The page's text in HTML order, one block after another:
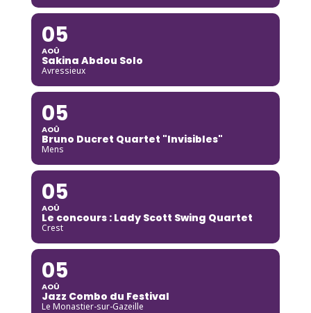
05
AOÛ
Sakina Abdou Solo
Avressieux
05
AOÛ
Bruno Ducret Quartet "Invisibles"
Mens
05
AOÛ
Le concours : Lady Scott Swing Quartet
Crest
05
AOÛ
Jazz Combo du Festival
Le Monastier-sur-Gazeille